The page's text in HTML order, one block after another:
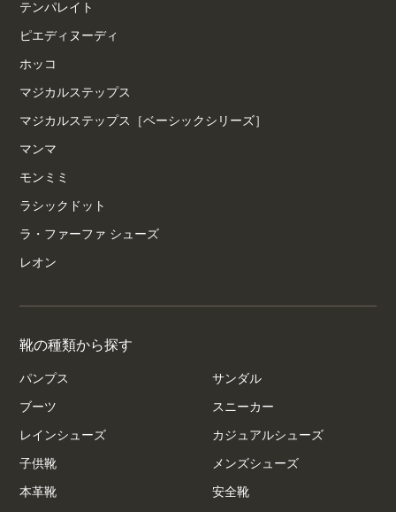
テンパレイト
ピエディヌーディ
ホッコ
マジカルステップス
マジカルステップス［ベーシックシリーズ］
マンマ
モンミミ
ラシックドット
ラ・ファーファ シューズ
レオン
靴の種類から探す
パンプス サンダル
ブーツ スニーカー
レインシューズ カジュアルシューズ
子供靴 メンズシューズ
本革靴 安全靴